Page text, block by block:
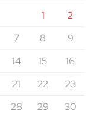
1
2
7 8
9
14 15
16
21 22
23
28 29
30